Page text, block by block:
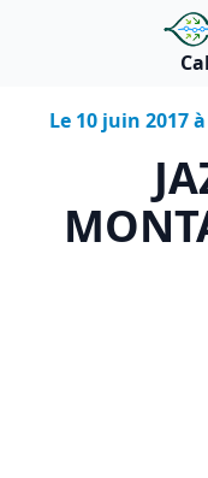
Le 10 juin 2017